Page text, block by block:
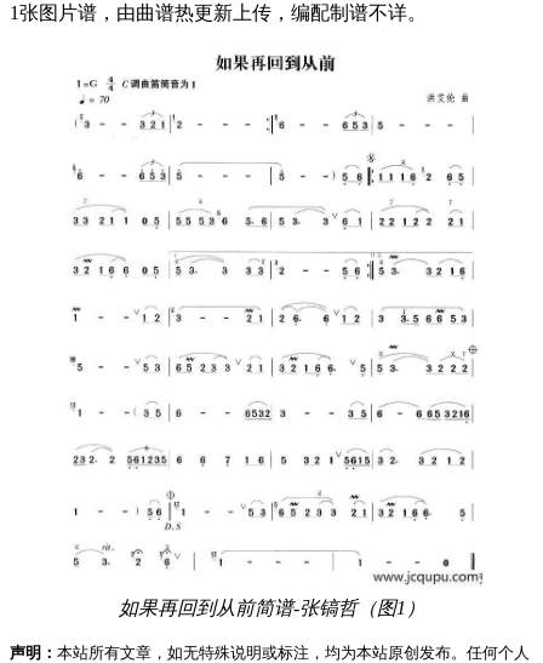
1张图片谱，由曲谱热更新上传，编配制谱不详。
如果再回到从前简谱-张镐哲（图1）
声明： 本站所有文章，如无特殊说明或标注，均为本站原创发布。任何个人